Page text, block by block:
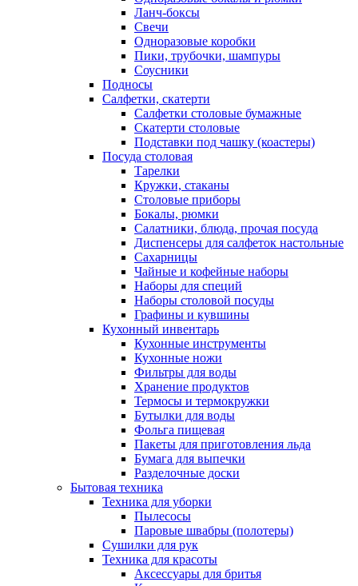
Ланч-боксы
Свечи
Одноразовые коробки
Пики, трубочки, шампуры
Соусники
Подносы
Салфетки, скатерти
Салфетки столовые бумажные
Скатерти столовые
Подставки под чашку (коастеры)
Посуда столовая
Тарелки
Кружки, стаканы
Столовые приборы
Бокалы, рюмки
Салатники, блюда, прочая посуда
Диспенсеры для салфеток настольные
Сахарницы
Чайные и кофейные наборы
Наборы для специй
Наборы столовой посуды
Графины и кувшины
Кухонный инвентарь
Кухонные инструменты
Кухонные ножи
Фильтры для воды
Хранение продуктов
Термосы и термокружки
Бутылки для воды
Фольга пищевая
Пакеты для приготовления льда
Бумага для выпечки
Разделочные доски
Бытовая техника
Техника для уборки
Пылесосы
Паровые швабры (полотеры)
Сушилки для рук
Техника для красоты
Аксессуары для бритья